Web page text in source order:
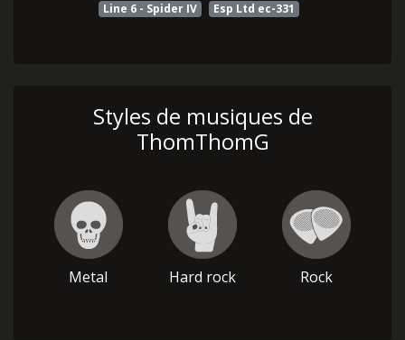
Line 6 - Spider IV Esp Ltd ec-331
Styles de musiques de
ThomThomG
Metal Hard rock Rock